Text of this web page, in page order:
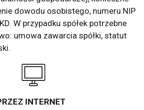
dowodu osobistego, numeru NIP
W przypadku spółek potrzebne
umowa zawarcia spółki, statut
INTERNET